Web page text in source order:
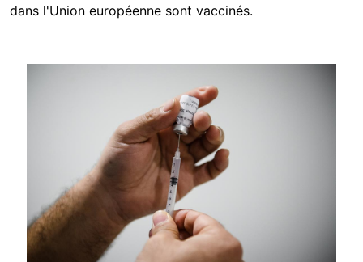
dans l'Union européenne sont vaccinés.